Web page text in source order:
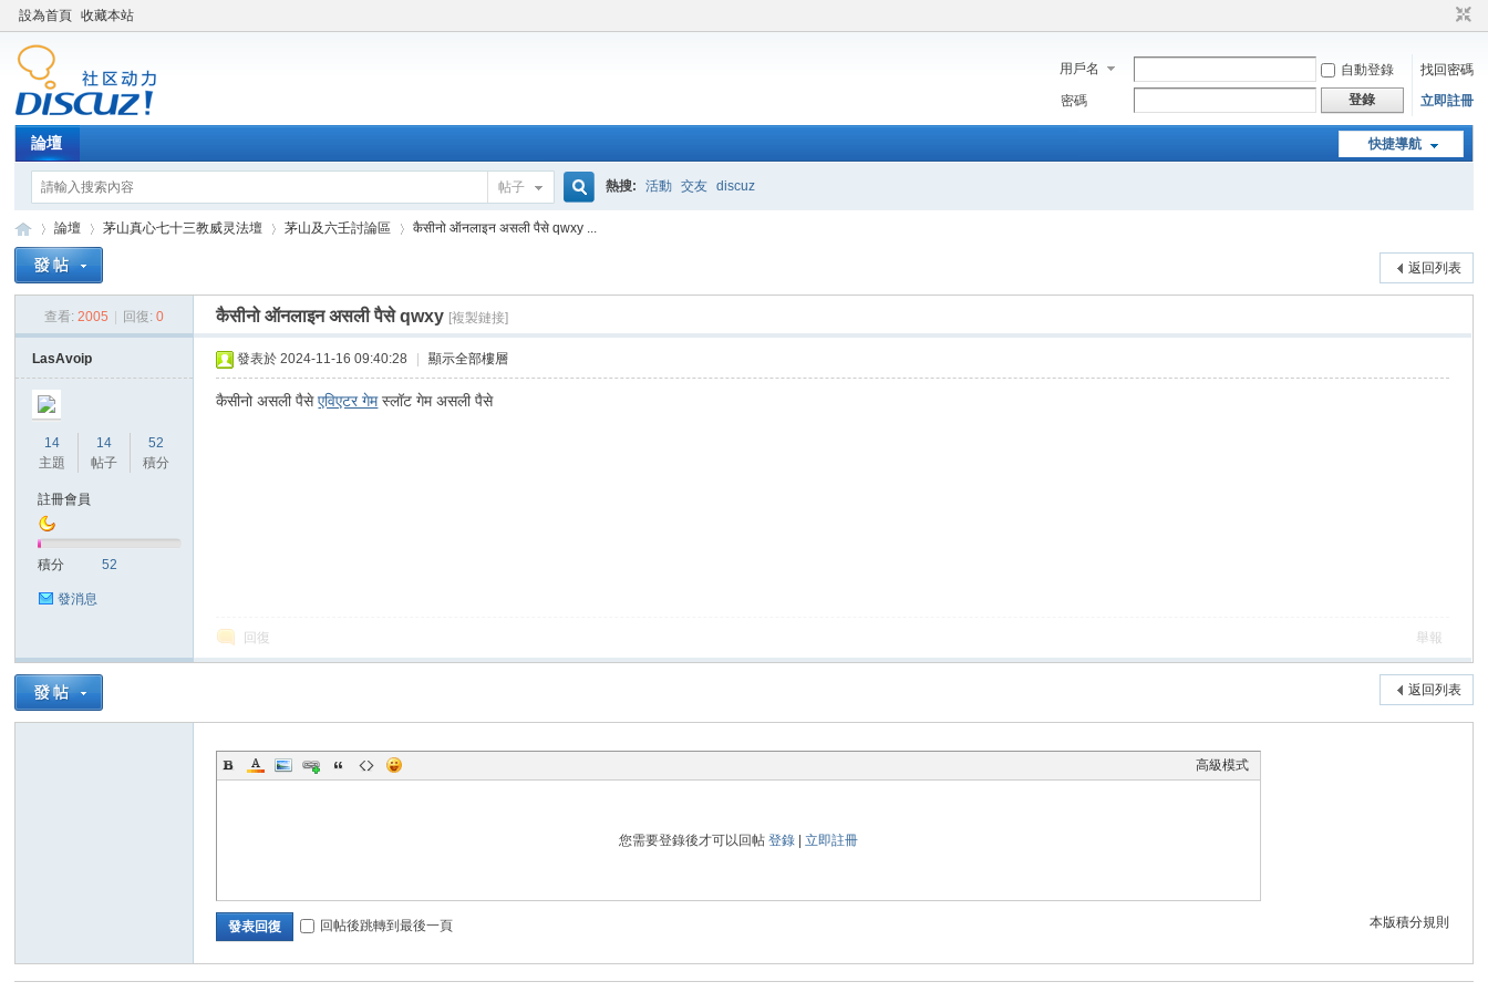
設為首頁 收藏本站
用戶名 自動登錄
找回密碼
密碼
登錄 立即註冊
快捷導航
論壇
帖子
搜
熱搜: 活動 交友 discuz
論壇
›
茅山真心七十三教威灵法壇
›
茅山及六壬討論區
›
कैसीनो ऑनलाइन असली पैसे qwxy ...
返回列表
查看: 2005 回復: 0 कैसीनो ऑनलाइन असली पैसे qwxy [複製鏈接]
LasAvoip
14
主題
14
帖子
52
積分
註冊會員
積分 52
發消息
發表於 2024-11-16 09:40:28 顯示全部樓層
कैसीनो असली पैसेएविएटर गेमस्लॉट गेम असली पैसे
回復 舉報
返回列表
高級模式
您需要登錄後才可以回帖登錄 |立即註冊
本版積分規則
發表回復 回帖後跳轉到最後一頁